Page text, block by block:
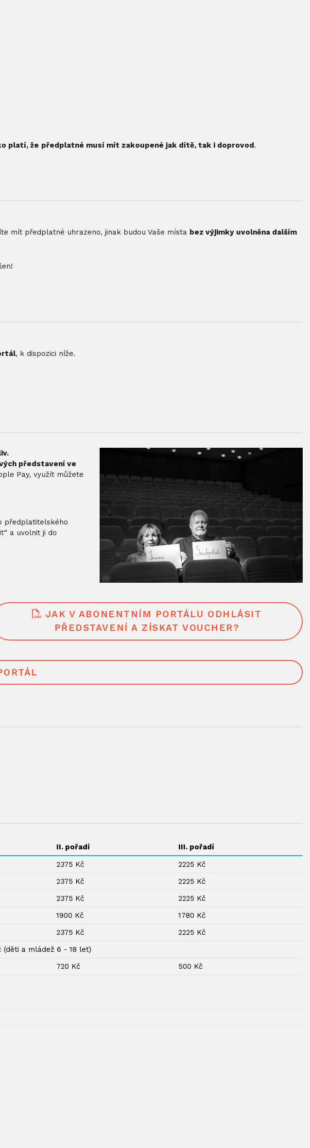
platí, že předplatné musí mít zakoupené jak dítě, tak i doprovod.
mít předplatné uhrazeno, jinak budou Vaše místa bez výjimky uvolněna dalším
, k dispozici níže.
představení ve
Pay, využít můžete
předplatitelského
a uvolnit ji do
JAK V ABONENTNÍM PORTÁLU ODHLÁSIT
PŘEDSTAVENÍ A ZÍSKAT VOUCHER?
II. pořadí
III. pořadí
2375 Kč
2225 Kč
2375 Kč
2225 Kč
2375 Kč
2225 Kč
1900 Kč
1780 Kč
2375 Kč
2225 Kč
(děti a mládež 6 - 18 let)
720 Kč
500 Kč